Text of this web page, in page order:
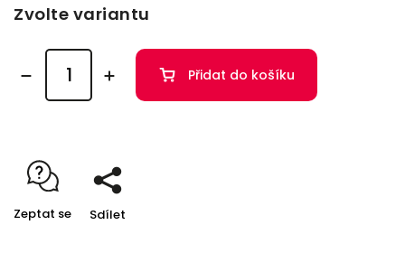
Zvolte variantu
Přidat do košíku
Zeptat se Sdílet